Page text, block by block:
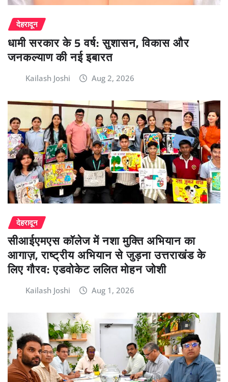
देहरादून
धामी सरकार के 5 वर्ष: सुशासन, विकास और
जनकल्याण की नई इबारत
Kailash Joshi Aug 2, 2026
देहरादून
सीआईएमएस कॉलेज में नशा मुक्ति अभियान का
आगाज़, राष्ट्रीय अभियान से जुड़ना उत्तराखंड के
लिए गौरव: एडवोकेट ललित मोहन जोशी
Kailash Joshi Aug 1, 2026